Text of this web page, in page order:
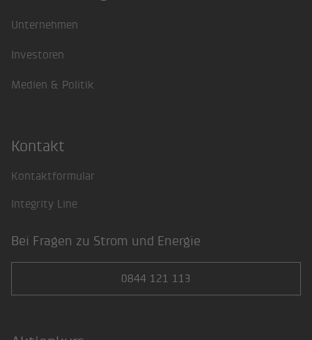
Unternehmen
Investoren
Medien & Politik
Kontakt
Kontaktformular
Integrity Line
Bei Fragen zu Strom und Energie
0844 121 113